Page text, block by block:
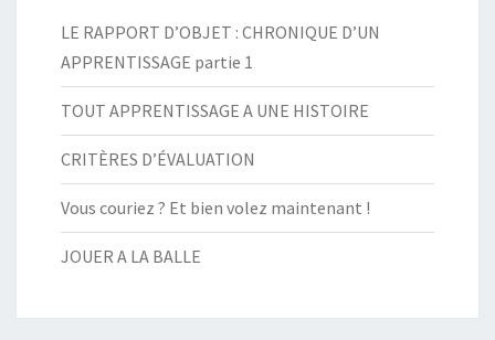
LE RAPPORT D’OBJET : CHRONIQUE D’UN
APPRENTISSAGE partie 1
TOUT APPRENTISSAGE A UNE HISTOIRE
CRITÈRES D’ÉVALUATION
Vous couriez ? Et bien volez maintenant !
JOUER A LA BALLE